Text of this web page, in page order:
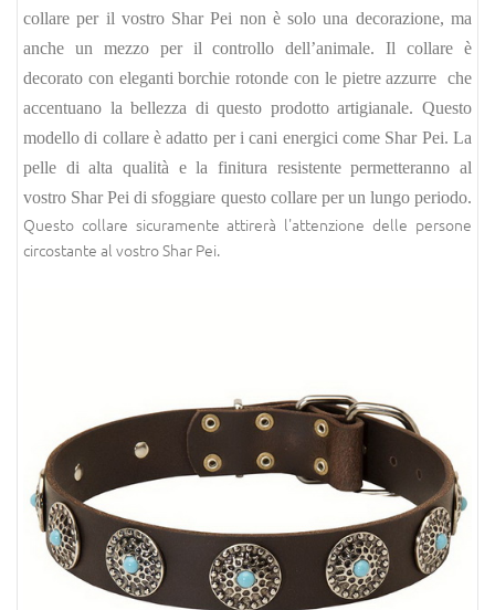
collare per il vostro Shar Pei non è solo una decorazione, ma
anche un mezzo per il controllo dell’animale. Il collare è
decorato con eleganti borchie rotonde con le pietre azzurre che
accentuano la bellezza di questo prodotto artigianale. Questo
modello di collare è adatto per i cani energici come Shar Pei. La
pelle di alta qualità e la finitura resistente permetteranno al
vostro Shar Pei di sfoggiare questo collare per un lungo periodo.
Questo collare sicuramente attirerà l'attenzione delle persone
circostante al vostro Shar Pei.